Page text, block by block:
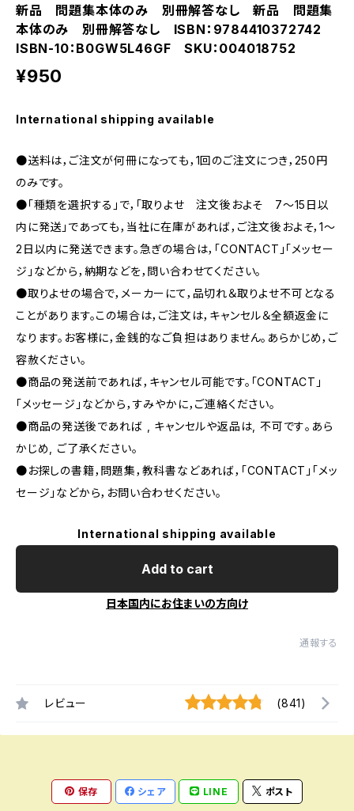
新品 問題集本体のみ 別冊解答なし 新品 問題集
本体のみ 別冊解答なし ISBN：9784410372742
ISBN-10：B0GW5L46GF SKU：004018752
¥950
International shipping available
●送料は，ご注文が何冊になっても，1回のご注文につき，250円
のみです。
●「種類を選択する」で，「取りよせ 注文後およそ 7〜15日以
内に発送」であっても，当社に在庫があれば，ご注文後およそ，1〜
2日以内に発送できます。急ぎの場合は，「CONTACT」「メッセー
ジ」などから，納期などを，問い合わせてください。
●取りよせの場合で，メーカーにて，品切れ＆取りよせ不可となる
ことがあります。この場合は，ご注文は，キャンセル＆全額返金に
なります。お客様に，金銭的なご負担はありません。あらかじめ，ご
容赦ください。
●商品の発送前であれば，キャンセル可能です。「CONTACT」
「メッセージ」などから，すみやかに，ご連絡ください。
●商品の発送後であれば , キャンセルや返品は, 不可です｡あら
かじめ, ご了承ください｡
●お探しの書籍，問題集，教科書などあれば，「CONTACT」「メッ
セージ」などから，お問い合わせください。
International shipping available
Add to cart
日本国内にお住まいの方向け
通報する
レビュー (841)
保存 シェア LINE ポスト